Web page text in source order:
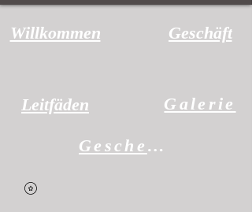
Willkommen Geschäft
Leitfäden Galerie
Geschenkgutschein